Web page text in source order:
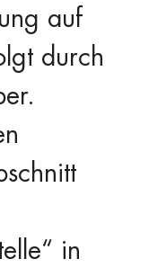
auf
durch
in